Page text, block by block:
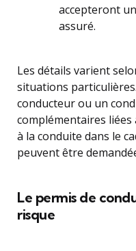
accepteront
assuré.
Les détails varient
situations
conducteur ou un
complémentaires
à la conduite dans le
peuvent être
Le permis de
risque